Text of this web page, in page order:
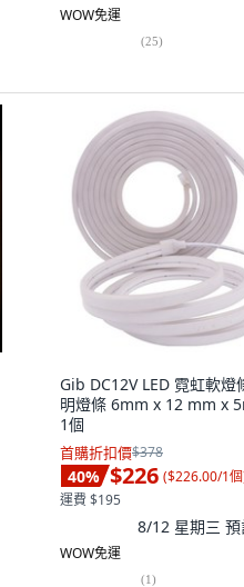
WOW免運
(25)
Gib DC12V LED 霓虹軟燈
明燈條 6mm x 12 mm x
1個
首購折扣價$378
40% $226 ($226.00/1個
運費 $195
8/12 星期三 預
WOW免運
(1)